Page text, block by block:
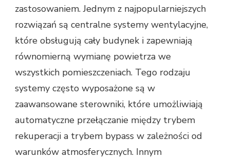
zastosowaniem. Jednym z najpopularniejszych
rozwiązań są centralne systemy wentylacyjne,
które obsługują cały budynek i zapewniają
równomierną wymianę powietrza we
wszystkich pomieszczeniach. Tego rodzaju
systemy często wyposażone są w
zaawansowane sterowniki, które umożliwiają
automatyczne przełączanie między trybem
rekuperacji a trybem bypass w zależności od
warunków atmosferycznych. Innym